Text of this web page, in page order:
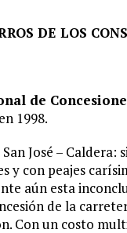
DE LOS
de
1998.
José – Caldera:
y con peajes
aún esta
de la
Con un costo